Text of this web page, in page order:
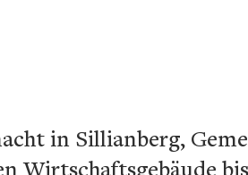
in Sillianberg,
Wirtschaftsgebäude